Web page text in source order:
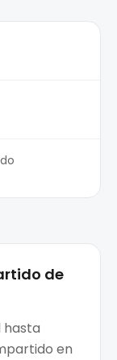
de
hasta
en